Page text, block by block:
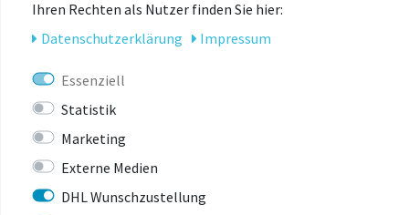
Multi Shell In Mold:Für sichere Stoßabsorption
Ponytail Kompatibilität: Helm für Zopf-TrägerInnen
Ihren Rechten als Nutzer finden Sie hier:
Daten­schutz­erklärung
Impressum
Essenziell
Statistik
Marketing
Externe Medien
DHL Wunschzustellung